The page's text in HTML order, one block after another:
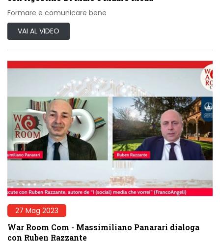
Formare e comunicare bene
VAI AL VIDEO
27 Mag 2023
War Room Com - Massimiliano Panarari dialoga
con Ruben Razzante